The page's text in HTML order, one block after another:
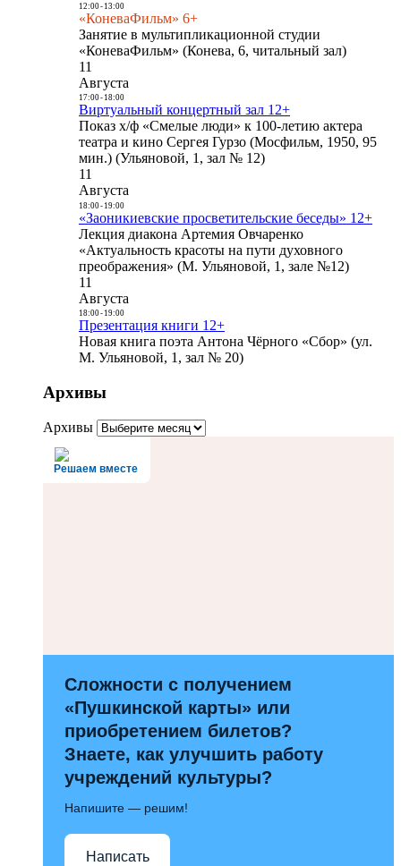
12:00- 13:00
«КоневаФильм» 6+
Занятие в мультипликационной студии
«КоневаФильм» (Конева, 6, читальный зал)
11
Августа
17:00- 18:00
Виртуальный концертный зал 12+
Показ х/ф «Смелые люди» к 100-летию актера
театра и кино Сергея Гурзо (Мосфильм, 1950, 95
мин.) (Ульяновой, 1, зал № 12)
11
Августа
18:00- 19:00
«Заоникиевские просветительские беседы» 12+
Лекция диакона Артемия Овчаренко
«Актуальность красоты на пути духовного
преображения» (М. Ульяновой, 1, зале №12)
11
Августа
18:00- 19:00
Презентация книги 12+
Новая книга поэта Антона Чёрного «Сбор» (ул.
М. Ульяновой, 1, зал № 20)
Архивы
Архивы
Решаем вместе
Сложности с получением
«Пушкинской карты» или
приобретением билетов?
Знаете, как улучшить работу
учреждений культуры?
Напишите — решим!
Написать